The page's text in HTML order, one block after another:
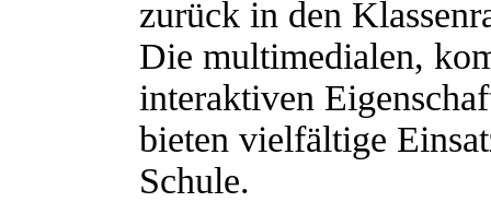
zurück in den
Die multimedialen,
interaktiven
bieten vielfältige
Schule.